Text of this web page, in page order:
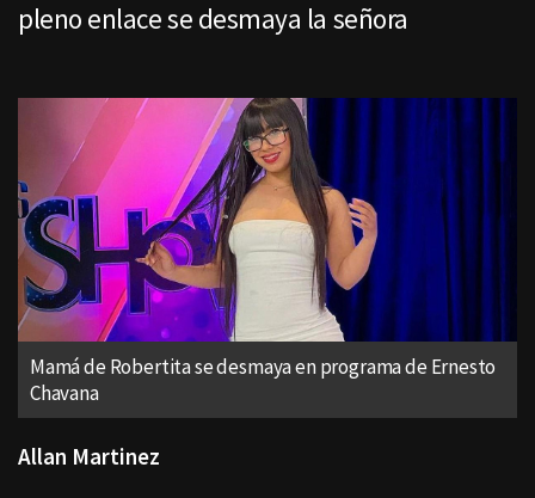
pleno enlace se desmaya la señora
Mamá de Robertita se desmaya en programa de Ernesto
Chavana
Allan Martinez